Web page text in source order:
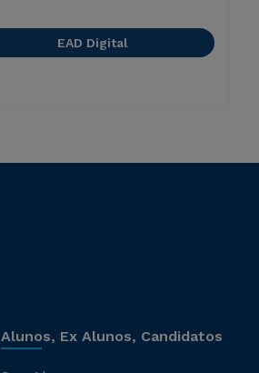
EAD Digital
Alunos, Ex Alunos, Candidatos